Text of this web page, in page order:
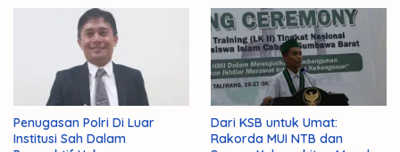
Penugasan Polri Di Luar
Institusi Sah Dalam
Dari KSB untuk Umat:
Rakorda MUI NTB dan